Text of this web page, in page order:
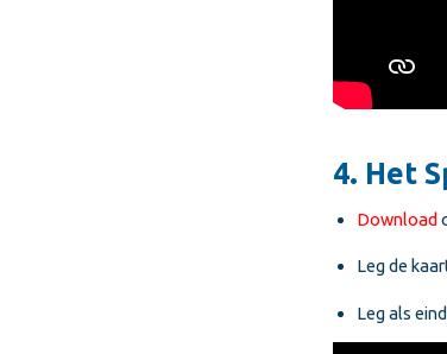
4. Het
Download
Leg de
Leg als